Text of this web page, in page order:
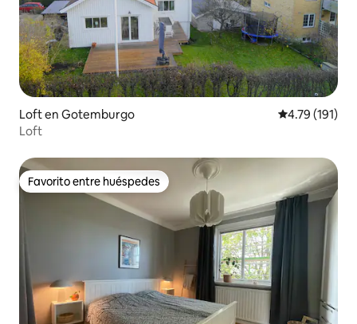
Loft en Gotemburgo Calificación
4.79 (191)
Loft
Favorito entre huéspedes
Favorito entre huéspedes